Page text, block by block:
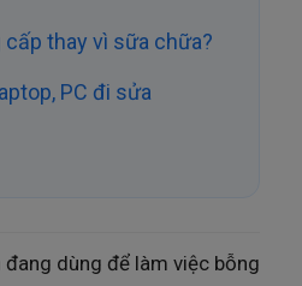
cấp thay vì sữa chữa?
PC đi sửa
dùng để làm việc bỗng